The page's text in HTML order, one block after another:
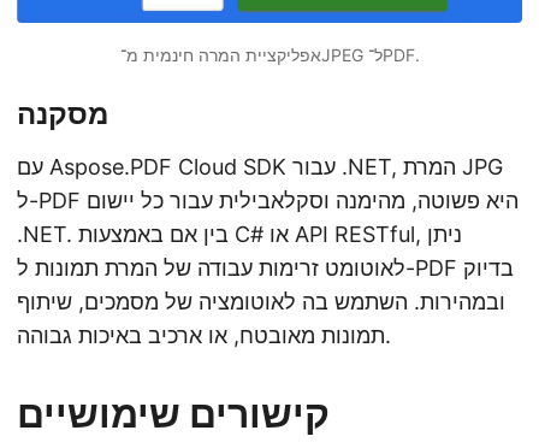
אפליקציית המרה חינמית מ־JPEG ל־PDF.
מסקנה
עם Aspose.PDF Cloud SDK עבור .NET, המרת JPG
ל-PDF היא פשוטה, מהימנה וסקלאבילית עבור כל יישום
.NET. בין אם באמצעות C# או API RESTful, ניתן
לאוטומט זרימות עבודה של המרת תמונות ל-PDF בדיוק
ובמהירות. השתמש בה לאוטומציה של מסמכים, שיתוף
תמונות מאובטח, או ארכיב באיכות גבוהה.
קישורים שימושיים